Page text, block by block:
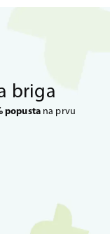
briga
popustana prvu